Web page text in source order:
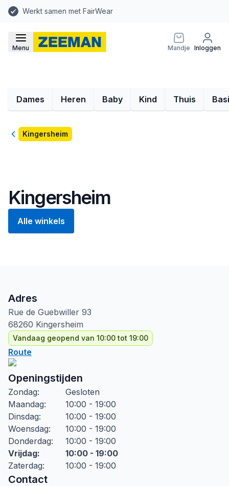
Werkt samen met FairWear
Menu Mandje Inloggen
Dames Heren Baby Kind Thuis
TerugKingersheim
Kingersheim
Alle winkels
Adres
Rue de Guebwiller 93
68260 Kingersheim
Vandaag geopend van 10:00 tot 19:00
Route
Openingstijden
Zondag:
Gesloten
Maandag:
10:00 - 19:00
Dinsdag:
10:00 - 19:00
Woensdag:
10:00 - 19:00
Donderdag:
10:00 - 19:00
Vrijdag:
10:00 - 19:00
Zaterdag: 10:00 - 19:00
Contact